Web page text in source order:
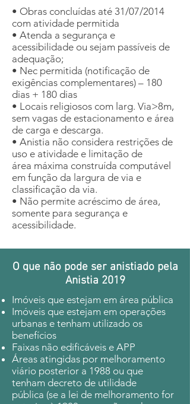
• Obras concluídas até 31/07/2014
com atividade permitida
• Atenda a segurança e
acessibilidade ou sejam passíveis de
adequação;
• Nec permitida (notificação de
exigências complementares) – 180
dias + 180 dias
• Locais religiosos com larg. Via>8m,
sem vagas de estacionamento e área
de carga e descarga.
• Anistia não considera restrições de
uso e atividade e limitação de
área máxima construída computável
em função da largura de via e
classificação da via.
• Não permite acréscimo de área,
somente para segurança e
acessibilidade.
O que não pode ser anistiado pela
Anistia 2019
Imóveis que estejam em área pública
Imóveis que estejam em operações
urbanas e tenham utilizado os
benefícios
Faixas não edificáveis e APP
Áreas atingidas por melhoramento
viário posterior a 1988 ou que
tenham decreto de utilidade
pública (se a lei de melhoramento for